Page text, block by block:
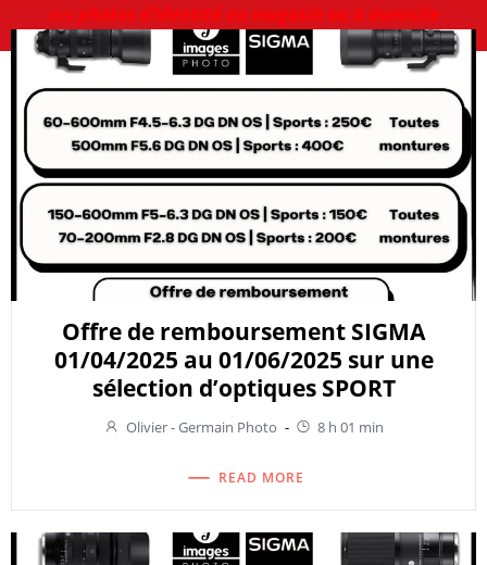
vos photos d’identité au magasin ou à domicile
Offre de remboursement SIGMA
01/04/2025 au 01/06/2025 sur une
sélection d’optiques SPORT
Olivier - Germain Photo - 8 h 01 min
READ MORE